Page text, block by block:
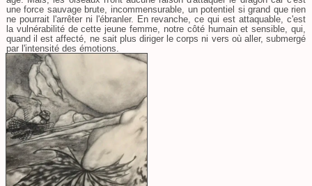
une force sauvage brute, incommensurable, un potentiel si grand que rien
ne pourrait l'arrêter ni l'ébranler. En revanche, ce qui est attaquable, c'est
la vulnérabilité de cette jeune femme, notre côté humain et sensible, qui,
quand il est affecté, ne sait plus diriger le corps ni vers où aller, submergé
par l'intensité des émotions.